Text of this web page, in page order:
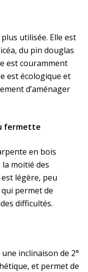
utilisée. Elle est
du pin douglas
est couramment
est écologique et
d’aménager
fermette
en bois
moitié des
légère, peu
permet de
difficultés.
inclinaison de 2°
et permet de